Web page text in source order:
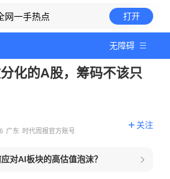
网一手热点 打开
无障碍
化的A股，筹码不该只
广东 时代周报官方账号
关注
对AI板块的高估值泡沫？